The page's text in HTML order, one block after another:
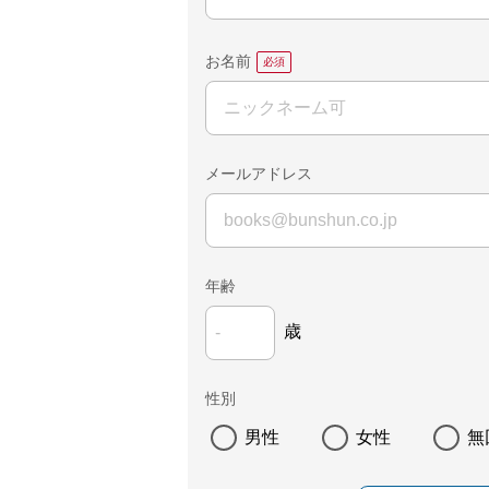
お名前
メールアドレス
年齢
歳
性別
男性 女性 無